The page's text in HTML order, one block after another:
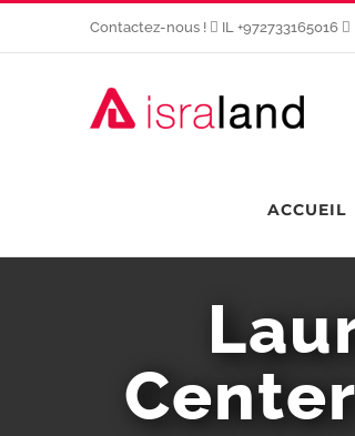
Contactez-nous ! IL +972733165016
ACCUEIL